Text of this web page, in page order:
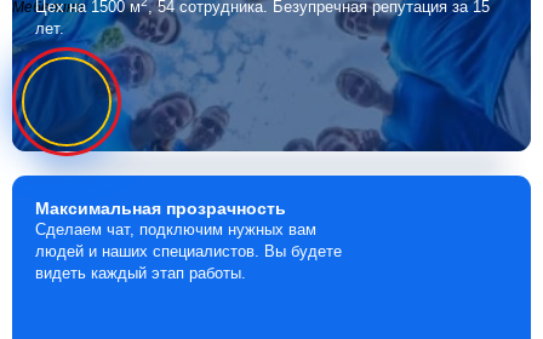
Мебелино
Цех на 1500 м , 54 сотрудника. Безупречная репутация за 15
лет.
Максимальная прозрачность
Сделаем чат, подключим нужных вам
людей и наших специалистов. Вы будете
видеть каждый этап работы.